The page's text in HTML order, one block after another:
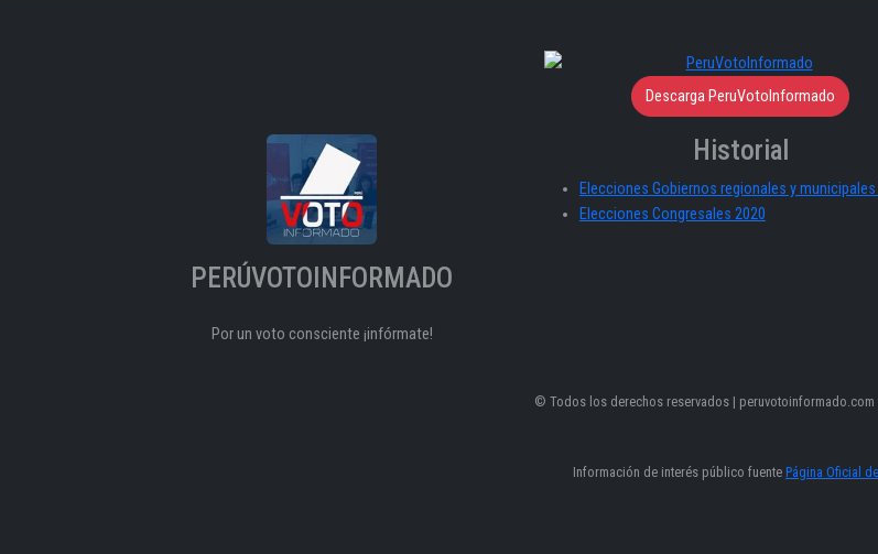
Descarga PeruVotoInformado
PERÚVOTOINFORMADO
Por un voto consciente ¡infórmate!
Historial
Elecciones Gobiernos regionales y municipales
Elecciones Congresales 2020
© Todos los derechos reservados | peruvotoinformado.com
Información de interés público fuente Página Oficial